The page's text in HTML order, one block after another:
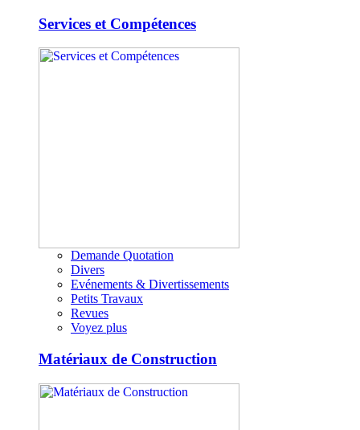
Services et Compétences
Demande Quotation
Divers
Evénements & Divertissements
Petits Travaux
Revues
Voyez plus
Matériaux de Construction